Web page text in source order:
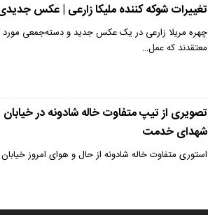
تغییرات شوکه کننده ملیکا زارعی | عکس
چهره مریلا زارعی در یک عکس جدید و دسته‌جمعی مورد
معتقدند که عمل…
تصویری از تیپ متفاوت خاله شادونه در
شهدای خدمت
استوری متفاوت خاله شادونه از حال و هوای امروز خیابان